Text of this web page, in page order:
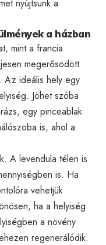
nyújtsunk a
a házban
mint a francia
megerősödött
Az ideális hely egy
Jöhet szóba
egy pinceablak
is, ahol a
A levendula télen is
is. Ha
vehetjük
ha a helyiség
a növény
regenerálódik.